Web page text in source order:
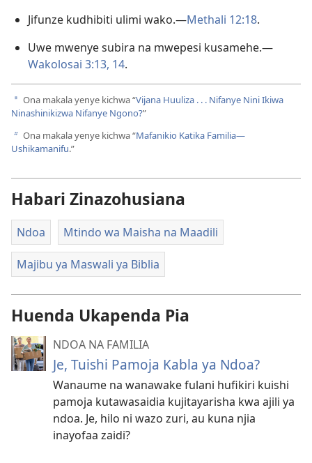
Jifunze kudhibiti ulimi wako.—Methali 12:18.
Uwe mwenye subira na mwepesi kusamehe.—
Wakolosai 3:13, 14.
a Ona makala yenye kichwa “Vijana Huuliza . . . Nifanye Nini Ikiwa
Ninashinikizwa Nifanye Ngono?”
b Ona makala yenye kichwa “Mafanikio Katika Familia—
Ushikamanifu.”
Habari Zinazohusiana
Ndoa Mtindo wa Maisha na Maadili
Majibu ya Maswali ya Biblia
Huenda Ukapenda Pia
NDOA NA FAMILIA
Je, Tuishi Pamoja Kabla ya Ndoa?
Wanaume na wanawake fulani hufikiri kuishi
pamoja kutawasaidia kujitayarisha kwa ajili ya
ndoa. Je, hilo ni wazo zuri, au kuna njia
inayofaa zaidi?